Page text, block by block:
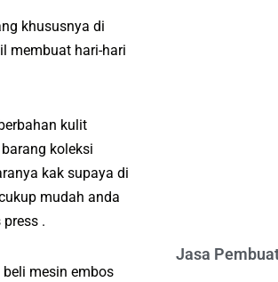
khususnya di
membuat hari-hari
kulit
koleksi
kak supaya di
mudah anda
.
mesin embos
Jasa